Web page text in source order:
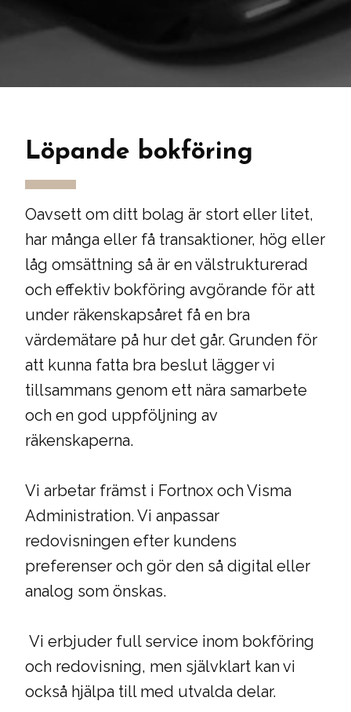
Löpande bokföring
Oavsett om ditt bolag är stort eller litet,
har många eller få transaktioner, hög eller
låg omsättning så är en välstrukturerad
och effektiv bokföring avgörande för att
under räkenskapsåret få en bra
värdemätare på hur det går. Grunden för
att kunna fatta bra beslut lägger vi
tillsammans genom ett nära samarbete
och en god uppföljning av
räkenskaperna.
Vi arbetar främst i Fortnox och Visma
Administration. Vi anpassar
redovisningen efter kundens
preferenser och gör den så digital eller
analog som önskas.
Vi erbjuder full service inom bokföring
och redovisning, men självklart kan vi
också hjälpa till med utvalda delar.